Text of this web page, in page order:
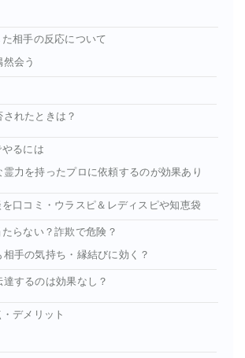
相手の反応について
会う
れたときは？
るには
霊力を持ったプロに依頼するのが効果あり
口コミ・ウラスピ＆レディスピや知恵袋
らない？詐欺で危険？
相手の気持ち・縁結びに効く？
するのは効果なし？
デメリット